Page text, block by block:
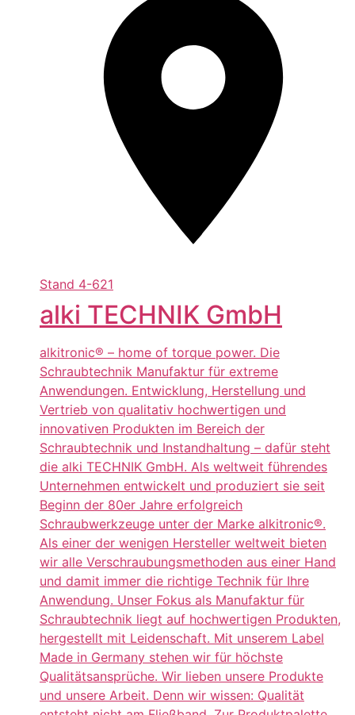
Stand 4-621
alki TECHNIK GmbH
alkitronic® – home of torque power. Die
Schraubtechnik Manufaktur für extreme
Anwendungen. Entwicklung, Herstellung und
Vertrieb von qualitativ hochwertigen und
innovativen Produkten im Bereich der
Schraubtechnik und Instandhaltung – dafür steht
die alki TECHNIK GmbH. Als weltweit führendes
Unternehmen entwickelt und produziert sie seit
Beginn der 80er Jahre erfolgreich
Schraubwerkzeuge unter der Marke alkitronic®.
Als einer der wenigen Hersteller weltweit bieten
wir alle Verschraubungsmethoden aus einer Hand
und damit immer die richtige Technik für Ihre
Anwendung. Unser Fokus als Manufaktur für
Schraubtechnik liegt auf hochwertigen Produkten,
hergestellt mit Leidenschaft. Mit unserem Label
Made in Germany stehen wir für höchste
Qualitätsansprüche. Wir lieben unsere Produkte
und unsere Arbeit. Denn wir wissen: Qualität